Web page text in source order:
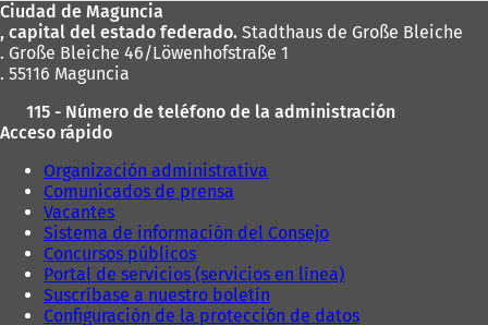
pies
Ciudad de Maguncia
, capital del estado federado. Stadthaus de Große Bleiche
. Große Bleiche 46/Löwenhofstraße 1
. 55116 Maguncia
115 - Número de teléfono de la administración
Acceso rápido
Organización administrativa
Comunicados de prensa
Vacantes
Sistema de información del Consejo
Concursos públicos
Portal de servicios (servicios en línea)
Suscríbase a nuestro boletín
Configuración de la protección de datos